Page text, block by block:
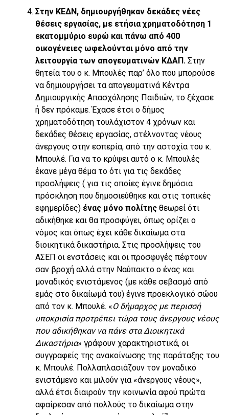
Στην ΚΕΔΝ, δημιουργήθηκαν δεκάδες νέες
θέσεις εργασίας, με ετήσια χρηματοδότηση 1
εκατομμύριο ευρώ και πάνω από 400
οικογένειες ωφελούνται μόνο από την
λειτουργία των απογευματινών ΚΔΑΠ.Στην
θητεία του ο κ. Μπουλές παρ’ όλο που μπορούσε
να δημιουργήσει τα απογευματινά Κέντρα
Δημιουργικής Απασχόλησης Παιδιών, το ξέχασε
ή δεν πρόκαμε. Έχασε έτσι ο δήμος
χρηματοδότηση τουλάχιστον 4 χρόνων και
δεκάδες θέσεις εργασίας, στέλνοντας νέους
άνεργους στην εσπερία, από την αστοχία του κ.
Μπουλέ. Για να το κρύψει αυτό ο κ. Μπουλές
έκανε μέγα θέμα το ότι για τις δεκάδες
προσλήψεις ( για τις οποίες έγινε δημόσια
πρόσκληση που δημοσιεύθηκε και στις τοπικές
εφημερίδες) ένας μόνο πολίτηςθεωρεί ότι
αδικήθηκε και θα προσφύγει, όπως ορίζει ο
νόμος και όπως έχει κάθε δικαίωμα στα
διοικητικά δικαστήρια. Στις προσλήψεις του
ΑΣΕΠ οι ενστάσεις και οι προσφυγές πέφτουν
σαν βροχή αλλά στην Ναύπακτο ο ένας και
μοναδικός ενιστάμενος (με κάθε σεβασμό από
εμάς στο δικαίωμά του) έγινε προεκλογικό σώου
από τον κ. Μπουλέ. «Ο δήμαρχος με περισσή
υποκρισία προτρέπει τώρα τους άνεργους νέους
που αδικήθηκαν να πάνε στα Διοικητικά
Δικαστήρια» γράφουν χαρακτηριστικά, οι
συγγραφείς της ανακοίνωσης της παράταξης του
κ. Μπουλέ. Πολλαπλασιάζουν τον μοναδικό
ενιστάμενο και μιλούν για «άνεργους νέους»,
αλλά έτσι διαιρούν την κοινωνία αφού πρώτα
αφαίρεσαν από πολλούς το δικαίωμα στην